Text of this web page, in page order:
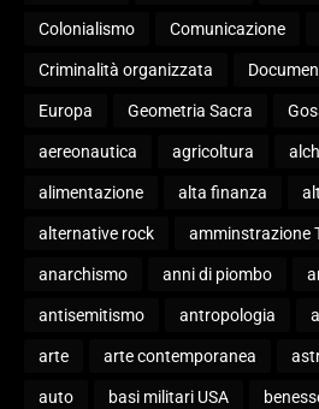
Colonialismo Comunicazione
Criminalità organizzata
Europa Geometria Sacra
aereonautica agricoltura
alimentazione alta finanza
alternative rock amminstrazione
anarchismo anni di piombo
antisemitismo antropologia
arte arte contemporanea
auto basi militari USA